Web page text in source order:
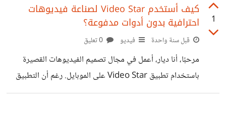
1
كيف أستخدم Video Star لصناعة فيديوهات
احترافية بدون أدوات مدفوعة؟
قبل سنة واحدة فيديو
مرحبًا، أنا ديار، أعمل في مجال تصميم الفيديوهات القصيرة
باستخدام تطبيق Video Star على الموبايل. رغم أن التطبيق
بسيط، إلا أني استطعت بمرور الوقت تطوير أسلوبي الخاص،